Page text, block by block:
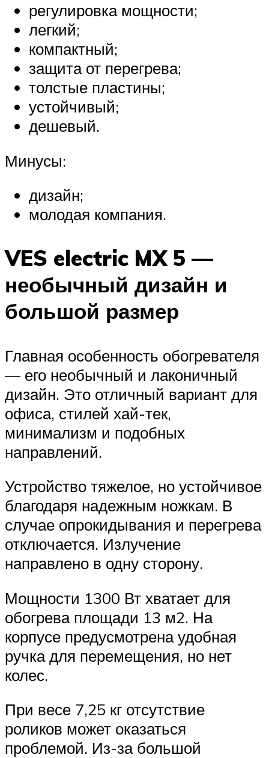
регулировка мощности;
легкий;
компактный;
защита от перегрева;
толстые пластины;
устойчивый;
дешевый.
Минусы:
дизайн;
молодая компания.
VES electric MX 5 —
необычный дизайн и
большой размер
Главная особенность обогревателя
— его необычный и лаконичный
дизайн. Это отличный вариант для
офиса, стилей хай-тек,
минимализм и подобных
направлений.
Устройство тяжелое, но устойчивое
благодаря надежным ножкам. В
случае опрокидывания и перегрева
отключается. Излучение
направлено в одну сторону.
Мощности 1300 Вт хватает для
обогрева площади 13 м2. На
корпусе предусмотрена удобная
ручка для перемещения, но нет
колес.
При весе 7,25 кг отсутствие
роликов может оказаться
проблемой. Из-за большой